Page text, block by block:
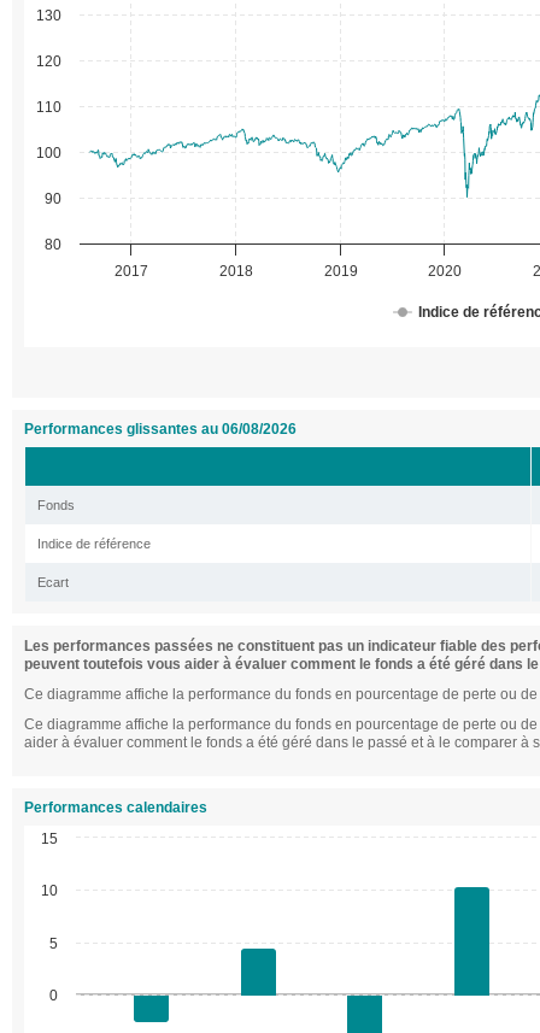
Indice de
2017 2018 2019 2020
80
90
100
110
120
130
Performances glissantes au 06/08/2026
Fonds
Indice de référence
Ecart
Les performances passées ne constituent pas un indicateur fiable des
peuvent toutefois vous aider à évaluer comment le fonds a été géré dans
Ce diagramme affiche la performance du fonds en pourcentage de perte ou
Ce diagramme affiche la performance du fonds en pourcentage de perte ou
aider à évaluer comment le fonds a été géré dans le passé et à le comparer à
Performances calendaires
0
5
10
15